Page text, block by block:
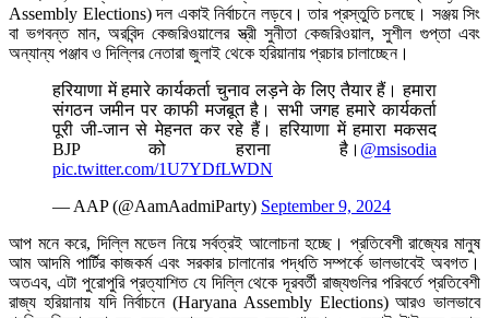
Assembly Elections) দল একাই নির্বাচনে লড়বে। তার প্রস্তুতি চলছে। সঞ্জয় সিং
বা ভগবন্ত মান, অরবিন্দ কেজরিওয়ালের স্ত্রী সুনীতা কেজরিওয়াল, সুশীল গুপ্তা এবং
অন্যান্য পঞ্জাব ও দিল্লির নেতারা জুলাই থেকে হরিয়ানায় প্রচার চালাচ্ছেন।
हरियाणा में हमारे कार्यकर्ता चुनाव लड़ने के लिए तैयार हैं। हमारा
संगठन जमीन पर काफी मजबूत है। सभी जगह हमारे कार्यकर्ता
पूरी जी-जान से मेहनत कर रहे हैं। हरियाणा में हमारा मकसद
BJP को हराना है। @msisodia
pic.twitter.com/1U7YDfLWDN
— AAP (@AamAadmiParty) September 9, 2024
আপ মনে করে, দিল্লি মডেল নিয়ে সর্বত্রই আলোচনা হচ্ছে। প্রতিবেশী রাজ্যের মানুষ
আম আদমি পার্টির কাজকর্ম এবং সরকার চালানোর পদ্ধতি সম্পর্কে ভালভাবেই অবগত।
অতএব, এটা পুরোপুরি প্রত্যাশিত যে দিল্লি থেকে দূরবর্তী রাজ্যগুলির পরিবর্তে প্রতিবেশী
রাজ্য হরিয়ানায় যদি নির্বাচনে (Haryana Assembly Elections) আরও ভালভাবে